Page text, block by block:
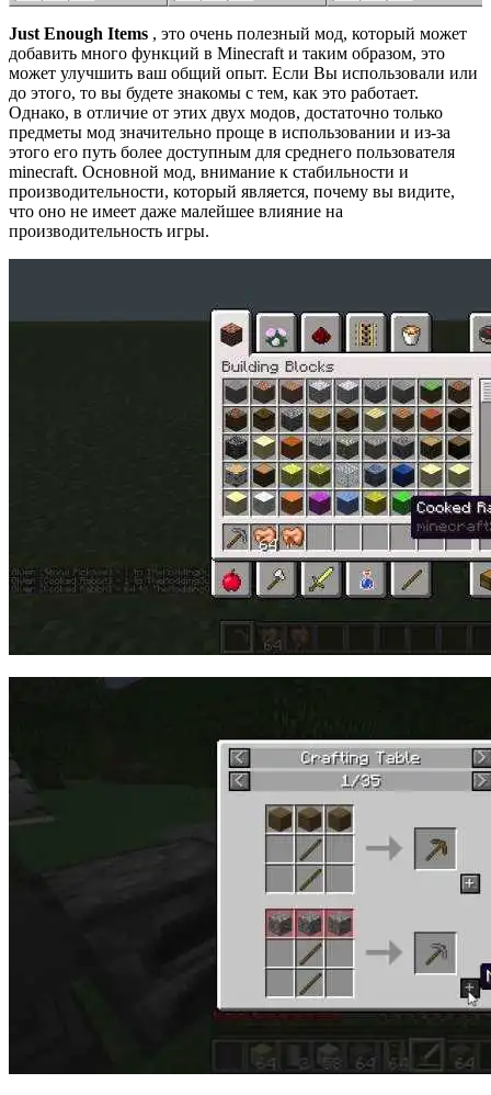
Just Enough Items , это очень полезный мод, который может
добавить много функций в Minecraft и таким образом, это
может улучшить ваш общий опыт. Если Вы использовали или
до этого, то вы будете знакомы с тем, как это работает.
Однако, в отличие от этих двух модов, достаточно только
предметы мод значительно проще в использовании и из-за
этого его путь более доступным для среднего пользователя
minecraft. Основной мод, внимание к стабильности и
производительности, который является, почему вы видите,
что оно не имеет даже малейшее влияние на
производительность игры.